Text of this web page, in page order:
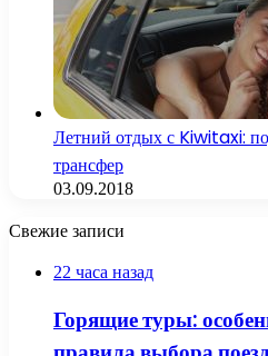
Летний отдых с Kiwitaxi:
трансфер
03.09.2018
Свежие записи
22 часа назад
Горящие туры: